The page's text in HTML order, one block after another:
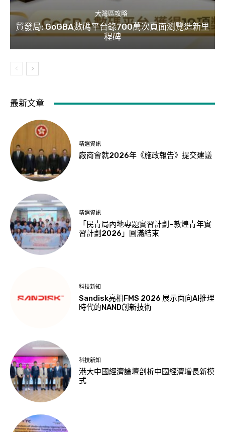
大灣區攻略
貿發局: GoGBA數碼平台錄700萬次頁面瀏覽造新里
程碑
最新文章
精選資訊
廠商會就2026年《施政報告》提交建議
精選資訊
「民青局內地專題實習計劃–敦煌青年實
習計劃2026」圓滿結束
科技新知
Sandisk亮相FMS 2026 展示面向AI推理
時代的NAND創新技術
科技新知
港大中國經濟論壇剖析中國經濟增長新模
式